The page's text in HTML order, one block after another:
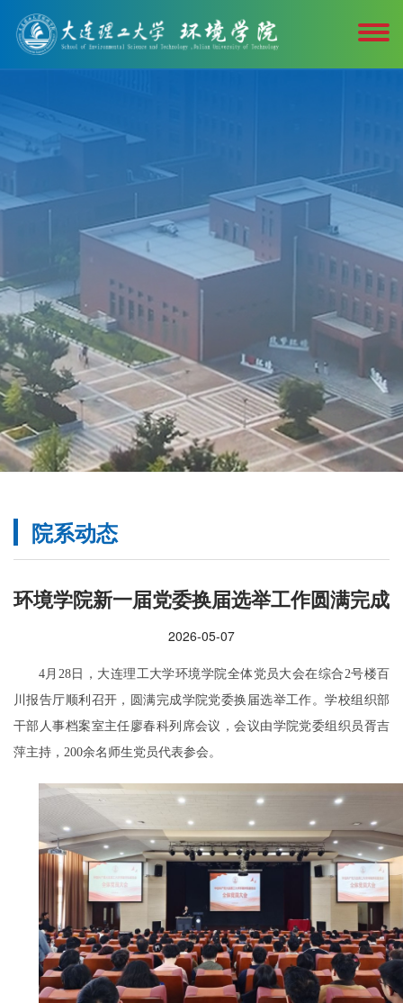
院系动态
环境学院新一届党委换届选举工作圆满完成
2026-05-07
4月28日，大连理工大学环境学院全体党员大会在综合2号楼百
川报告厅顺利召开，圆满完成学院党委换届选举工作。学校组织部
干部人事档案室主任廖春科列席会议，会议由学院党委组织员胥吉
萍主持，200余名师生党员代表参会。